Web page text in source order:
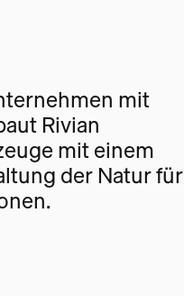
mit
Rivian
mit einem
der Natur für